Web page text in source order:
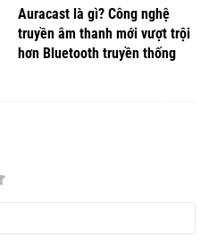
Auracast là gì? Công nghệ
truyền âm thanh mới vượt trội
hơn Bluetooth truyền thống